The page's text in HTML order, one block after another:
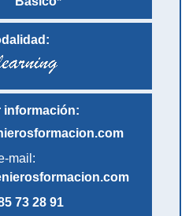
información:
mail:
73 28 91